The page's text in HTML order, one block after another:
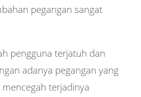
pegangan sangat
pengguna terjatuh dan
adanya pegangan yang
terjadinya